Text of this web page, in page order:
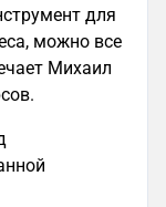
для
можно все
Михаил